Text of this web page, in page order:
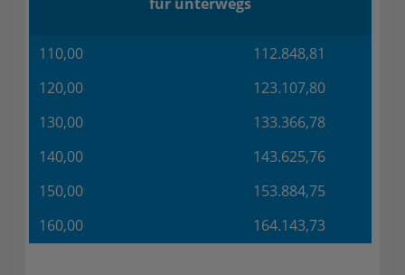
110,00
112.848,81
120,00
123.107,80
130,00
133.366,78
140,00
143.625,76
150,00
153.884,75
160,00
164.143,73